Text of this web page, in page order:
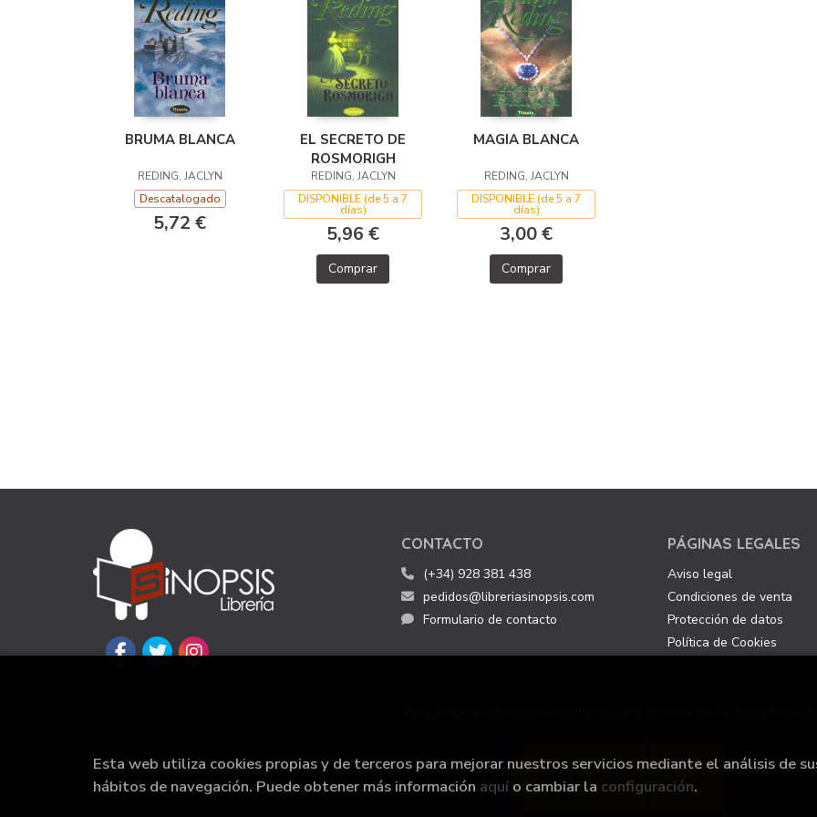
BRUMA BLANCA
REDING, JACLYN
Descatalogado
5,72 €
EL SECRETO DE
ROSMORIGH
REDING, JACLYN
DISPONIBLE (de 5 a 7
días)
5,96 €
Comprar
MAGIA BLANCA
REDING, JACLYN
DISPONIBLE (de 5 a 7
días)
3,00 €
Comprar
CONTACTO
(+34) 928 381 438
pedidos@libreriasinopsis.com
Formulario de contacto
PÁGINAS LEGALES
Aviso legal
Condiciones de venta
Protección de datos
Política de Cookies
Esta web utiliza cookies propias y de terceros para mejorar nuestros servicios mediante el análisis de
hábitos de navegación. Puede obtener más información aquí o cambiar la configuración.